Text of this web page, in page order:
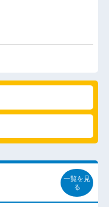
一覧を見
る